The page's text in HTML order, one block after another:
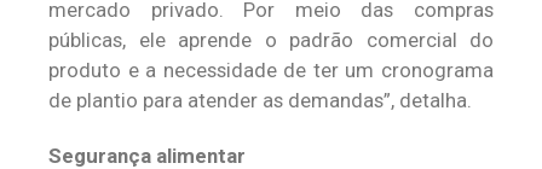
mercado privado. Por meio das compras
públicas, ele aprende o padrão comercial do
produto e a necessidade de ter um cronograma
de plantio para atender as demandas”, detalha.
Segurança alimentar